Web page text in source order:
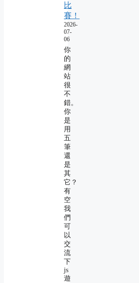
比
賽！
2026-
07-
06
你
的
網
站
很
不
錯。
你
是
用
五
筆
還
是
其
它？
有
空
我
們
可
以
交
流
下
js
遊